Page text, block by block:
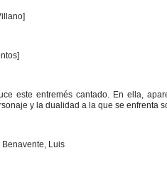
este entremés cantado. En ella,
y la dualidad a la que se enfrenta
Luis